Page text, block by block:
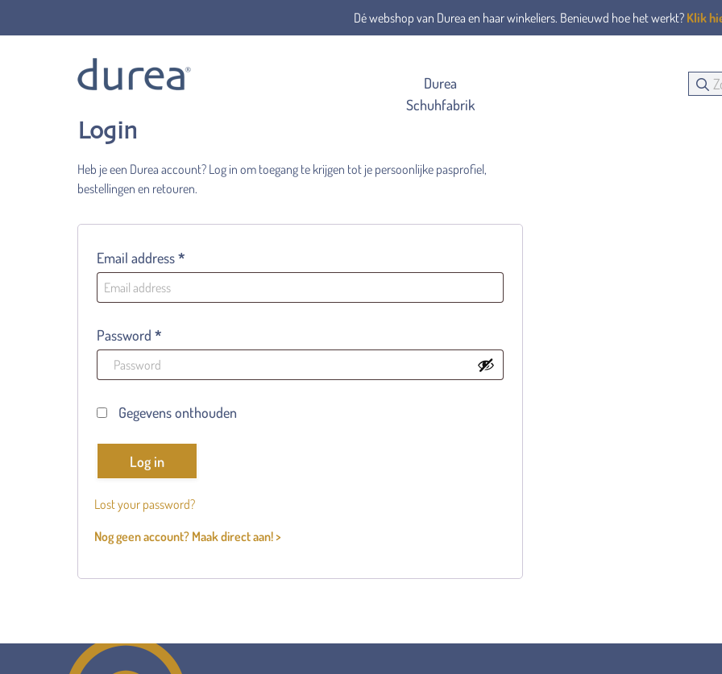
Dé webshop van Durea en haar winkeliers. Benieuwd hoe het werkt? Klik
Durea
Schuhfabrik
Mein Account
Login
Heb je een Durea account? Log in om toegang te krijgen tot je persoonlijke pasprofiel,
bestellingen en retouren.
Email address*
Password *
Gegevens onthouden
Log in
Lost your password?
Nog geen account? Maak direct aan! >